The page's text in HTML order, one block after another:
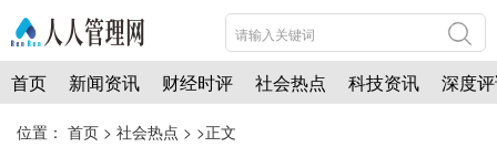
首页 新闻资讯 财经时评 社会热点 科技资讯 深度
位置： 首页 > 社会热点 > >正文